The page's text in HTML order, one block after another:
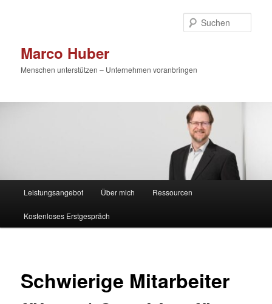
Marco Huber
Menschen unterstützen – Unternehmen voranbringen
Leistungsangebot Über mich Ressourcen
Kostenloses Erstgespräch
Schwierige Mitarbeiter